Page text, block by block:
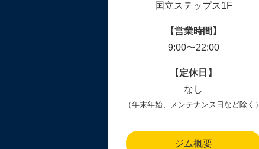
国立ステップス1F
【営業時間】
9:00〜22:00
【定休日】
なし
（年末年始、メンテナンス日など除く）
ジム概要